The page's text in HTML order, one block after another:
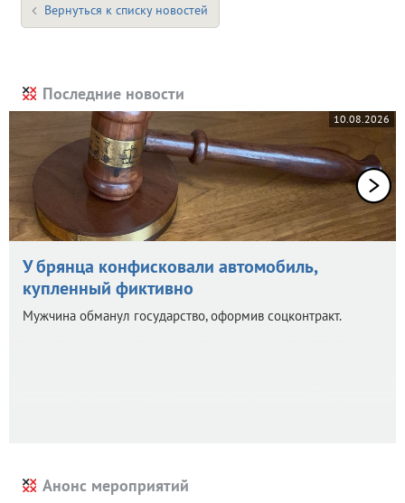
Вернуться к списку новостей
Последние новости
10.08.2026
У брянца конфисковали автомобиль,
купленный фиктивно
Мужчина обманул государство, оформив соцконтракт.
Анонс мероприятий